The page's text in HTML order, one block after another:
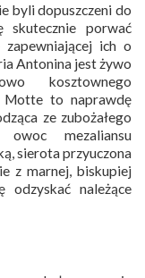
byli dopuszczeni do
porwać
ich o
Antonina jest żywo
kosztownego
Motte to naprawdę
ze zubożałego
mezaliansu
sierota przyuczona
z marnej, biskupiej
odzyskać należące